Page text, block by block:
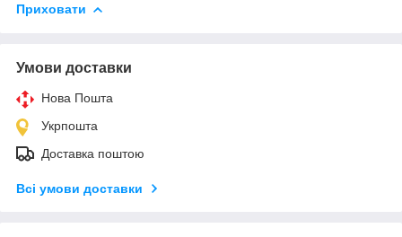
Приховати
Умови доставки
Нова Пошта
Укрпошта
Доставка поштою
Всі умови доставки